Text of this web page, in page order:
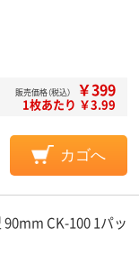
販売価格（税込） ￥399
1枚あたり ￥3.99
カゴへ
CK-100 1パッ